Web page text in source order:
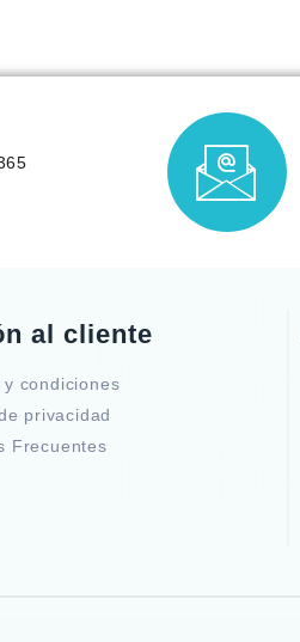
al cliente
condiciones
privacidad
Frecuentes